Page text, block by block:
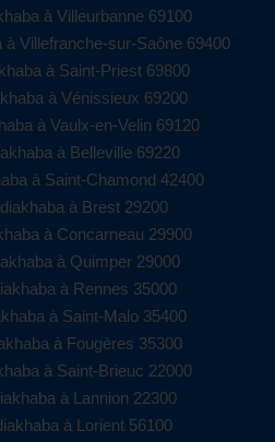
à Villeurbanne 69100
à Villefranche-sur-Saône 69400
à Saint-Priest 69800
à Vénissieux 69200
à Vaulx-en-Velin 69120
à Belleville 69220
à Saint-Chamond 42400
à Brest 29200
à Concarneau 29900
à Quimper 29000
à Rennes 35000
à Saint-Malo 35400
à Fougères 35300
à Saint-Brieuc 22000
à Lannion 22300
à Lorient 56100